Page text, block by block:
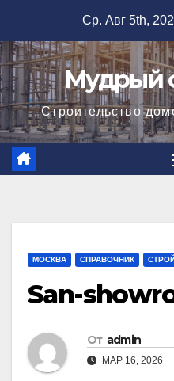
содержимому
Ср. Авг 5th,
Мудрый
Строительство
МОСКВА СПРАВОЧНИК
San-
От admin
МАР 16, 2026